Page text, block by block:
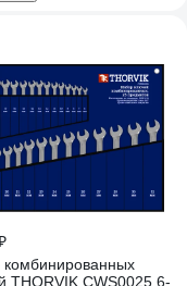
THORVIK CWS0025 6-